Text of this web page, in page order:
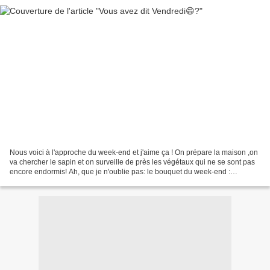
Nous voici à l'approche du week-end et j'aime ça ! On prépare la maison ,on
va chercher le sapin et on surveille de près les végétaux qui ne se sont pas
encore endormis! Ah, que je n'oublie pas: le bouquet du week-end :